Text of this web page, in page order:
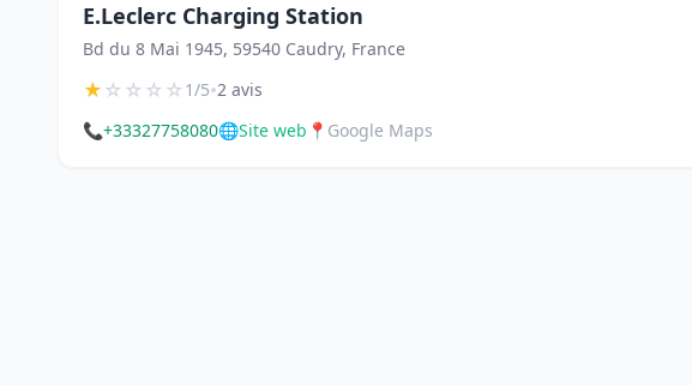
E.Leclerc Charging Station
Bd du 8 Mai 1945, 59540 Caudry, France
★☆☆☆☆1/5•2 avis
📞+33327758080🌐Site web 📍 Google Maps